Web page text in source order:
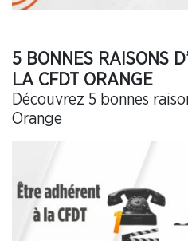
5 BONNES RAISONS
LA CFDT ORANGE
Découvrez 5 bonnes
Orange